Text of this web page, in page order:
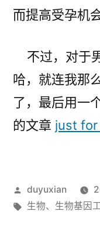
而提高受孕机会
不过，对于
哈，就连我那
了，最后用一
的文章 just
发
布
duyuxian
标
生物、 生物基因